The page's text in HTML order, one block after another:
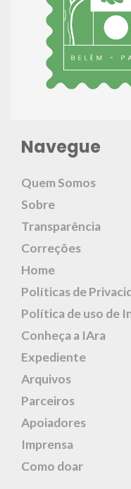
Navegue
Quem Somos
Sobre
Transparência
Correções
Home
Políticas de
Política de uso de
Conheça a IAra
Expediente
Arquivos
Parceiros
Apoiadores
Imprensa
Como doar